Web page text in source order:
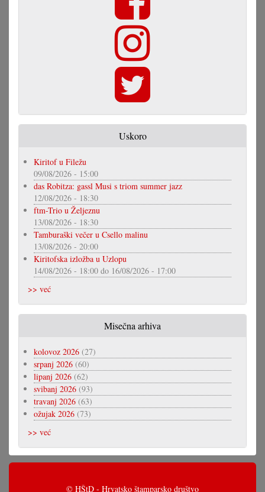
Uskoro
Kiritof u Filežu
09/08/2026 - 15:00
das Robitza: gassl Musi s triom summer jazz
12/08/2026 - 18:30
ftm-Trio u Željeznu
13/08/2026 - 18:30
Tamburaški večer u Csello malinu
13/08/2026 - 20:00
Kiritofska izložba u Uzlopu
14/08/2026 - 18:00 do 16/08/2026 - 17:00
>> već
Misečna arhiva
kolovoz 2026 (27)
srpanj 2026 (60)
lipanj 2026 (62)
svibanj 2026 (93)
travanj 2026 (63)
ožujak 2026 (73)
>> već
© HŠtD - Hrvatsko štamparsko društvo